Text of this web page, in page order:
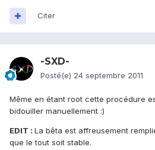
Citer
-SXD-
Posté(e) 24 septembre 2011
Même en étant root cette procédure
bidouiller manuellement :)
EDIT : La bêta est affreusement
que le tout soit stable.